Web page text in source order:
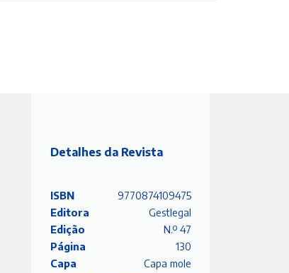
Detalhes da Revista
ISBN
9770874109475
Editora
Gestlegal
Edição
N.º 47
Página
130
Capa
Capa mole